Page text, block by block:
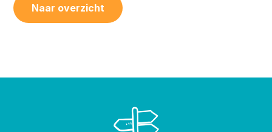
Naar overzicht